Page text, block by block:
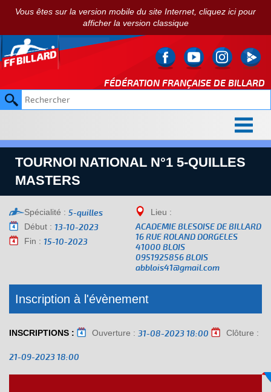
Vous êtes sur la version mobile du site Internet, cliquez ici pour
afficher la version classique
FÉDÉRATION FRANÇAISE DE BILLARD
TOURNOI NATIONAL N°1 5-QUILLES
MASTERS
Spécialité : 5-quilles
Début : 13-10-2023
Fin : 15-10-2023
Lieu :
ACADEMIE BLESOISE DE BILLARD
16 RUE ROLAND DORGELES
41000 BLOIS
0951925856 BLOIS
abblois41@gmail.com
Inscription à l'évènement
INSCRIPTIONS : Ouverture : 31-08-2023 18:00 Clôture :
21-09-2023 18:00